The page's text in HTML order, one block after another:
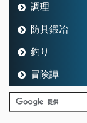
調理
防具鍛冶
釣り
冒険譚